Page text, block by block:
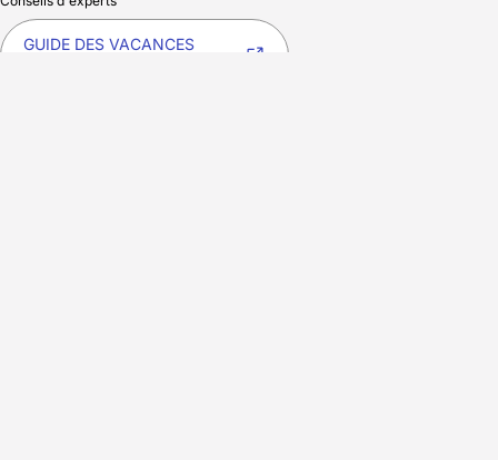
GUIDE DES VACANCES